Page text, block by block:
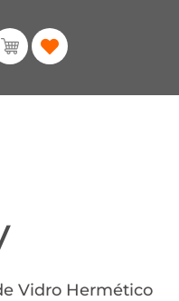
Vidro Hermético